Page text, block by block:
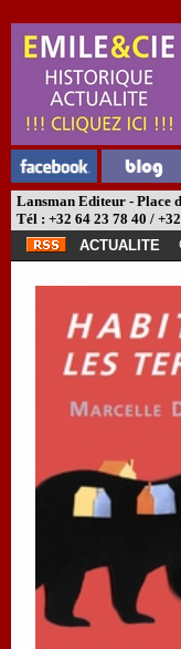
Lansman Editeur - Place
Tél : +32 64 23 78 40 /
ACTUALITE